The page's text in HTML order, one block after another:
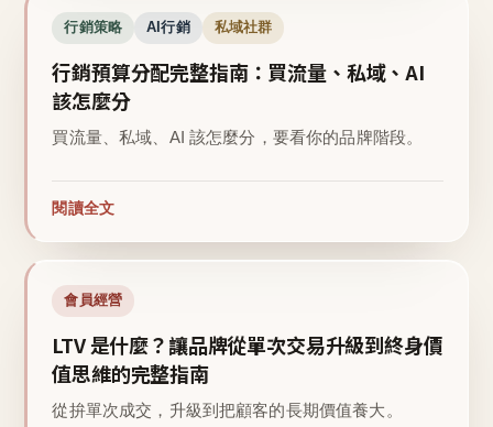
行銷策略 AI行銷 私域社群
行銷預算分配完整指南：買流量、私域、AI
該怎麼分
買流量、私域、AI 該怎麼分，要看你的品牌階段。
閱讀全文
會員經營
LTV 是什麼？讓品牌從單次交易升級到終身價
值思維的完整指南
從拚單次成交，升級到把顧客的長期價值養大。